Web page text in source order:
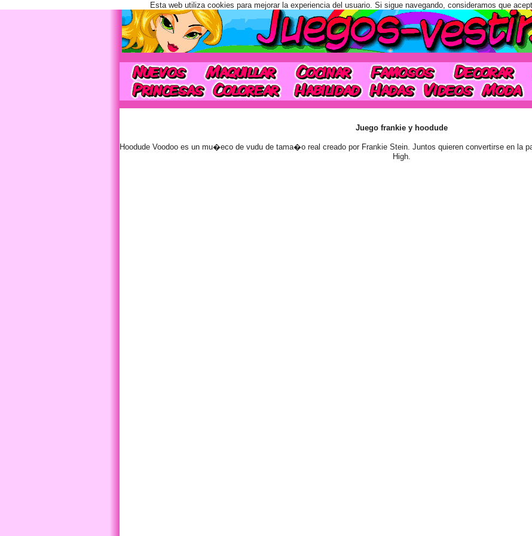
Juego frankie y hoodude
Hoodude Voodoo es un mu�eco de vudu de tama�o real creado por Frankie Stein. Juntos quieren convertirse en la
High.
Esta web utiliza cookies para mejorar la experiencia del usuario. Si sigue navegando, consideramos que